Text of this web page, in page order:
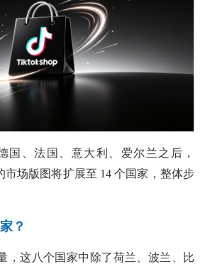
国、法国、意大利、爱尔兰之后，
市场版图将扩展至 14 个国家，整体步
？
，这八个国家中除了荷兰、波兰、比